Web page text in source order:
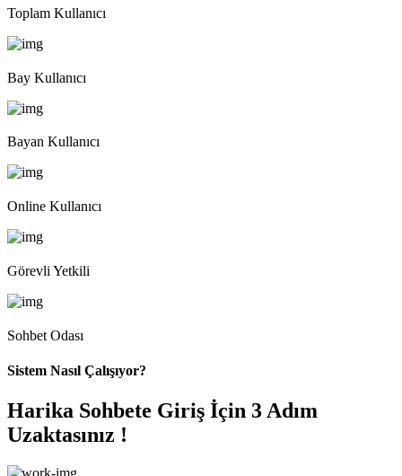
Toplam Kullanıcı
Bay Kullanıcı
Bayan Kullanıcı
Online Kullanıcı
Görevli Yetkili
Sohbet Odası
Sistem Nasıl Çalışıyor?
Harika Sohbete Giriş İçin 3 Adım
Uzaktasınız !